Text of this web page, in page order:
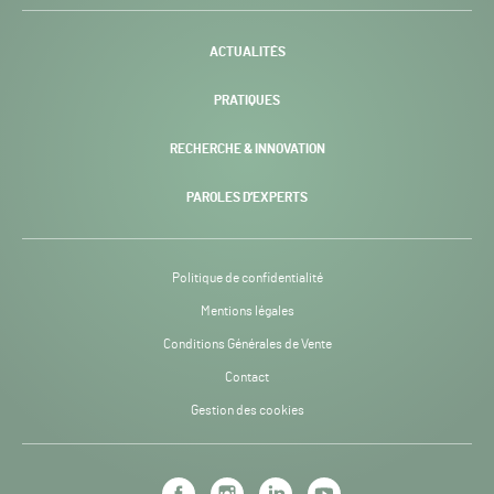
-
ACTUALITÉS
PRATIQUES
RECHERCHE & INNOVATION
PAROLES D’EXPERTS
Politique de confidentialité
Mentions légales
Conditions Générales de Vente
Contact
Gestion des cookies